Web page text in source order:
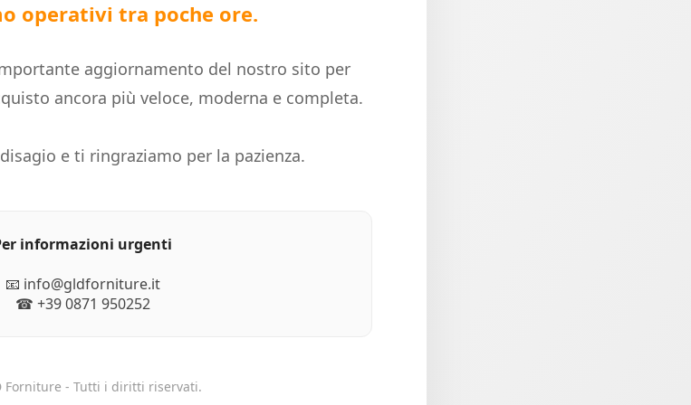
operativi tra poche ore.
aggiornamento del nostro sito per
ancora più veloce, moderna e completa.
e ti ringraziamo per la pazienza.
informazioni urgenti
📧 info@gldforniture.it
☎ +39 0871 950252
Forniture - Tutti i diritti riservati.